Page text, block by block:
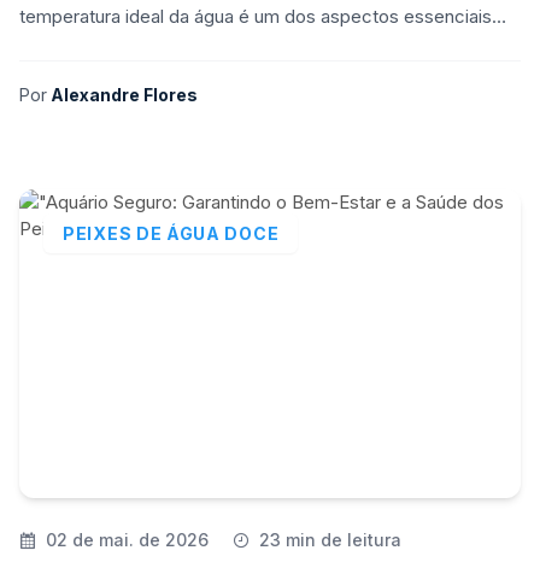
temperatura ideal da água é um dos aspectos essenciais
Por Alexandre Flores
PEIXES DE ÁGUA DOCE
02 de mai. de 2026 23 min de leitura